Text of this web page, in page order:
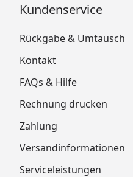
Kundenservice
Rückgabe & Umtausch
Kontakt
FAQs & Hilfe
Rechnung drucken
Zahlung
Versandinformationen
Serviceleistungen